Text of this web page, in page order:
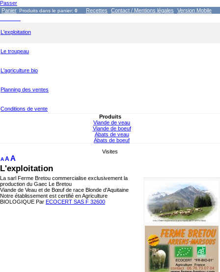
Passer
Panier Produits dans le panier: 0 Recettes Contact / Mentions légales Version Mobile
L'exploitation
Le troupeau
L'agriculture bio
Planning des ventes
Conditions de vente
Produits
Viande de veau
Viande de boeuf
Abats de veau
Abats de boeuf
Visites
AAA
L'exploitation
La sarl Ferme Bretou commercialise exclusivement la
production du Gaec Le Bretou
Viande de Veau et de Bœuf de race Blonde d'Aquitaine
Notre établissement est certifié en Agriculture
BIOLOGIQUE Par ECOCERT SAS F 32600